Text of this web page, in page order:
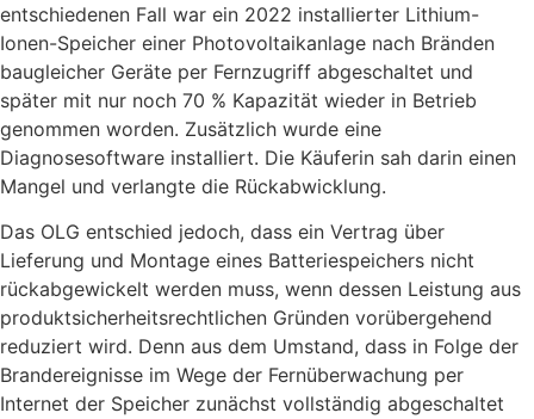
entschiedenen Fall war ein 2022 installierter Lithium-
Ionen-Speicher einer Photovoltaikanlage nach Bränden
baugleicher Geräte per Fernzugriff abgeschaltet und
später mit nur noch 70 % Kapazität wieder in Betrieb
genommen worden. Zusätzlich wurde eine
Diagnosesoftware installiert. Die Käuferin sah darin einen
Mangel und verlangte die Rückabwicklung.
Das OLG entschied jedoch, dass ein Vertrag über
Lieferung und Montage eines Batteriespeichers nicht
rückabgewickelt werden muss, wenn dessen Leistung aus
produktsicherheitsrechtlichen Gründen vorübergehend
reduziert wird. Denn aus dem Umstand, dass in Folge der
Brandereignisse im Wege der Fernüberwachung per
Internet der Speicher zunächst vollständig abgeschaltet